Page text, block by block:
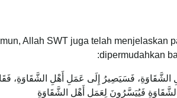
Allah SWT juga telah menjelaskan
dipermudahkan
فَسَيَصِيرُ إِلَى عَمَلِ أَهْلِ الشَّقَاوَةِ،
فَيُيَسَّرُونَ لِعَمَلِ أَهْلِ الشَّقَاوَةِ